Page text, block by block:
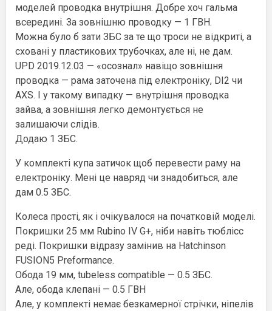
моделей проводка внутрішня. Добре хоч гальма
всередині. За зовнішню проводку — 1 ГВН.
Можна було б зати ЗБС за те що троси не відкриті, а
сховані у пластикових трубочках, але ні, не дам.
UPD 2019.12.03 — «осознал» навіщо зовнішня
проводка — рама заточена під електроніку, DI2 чи
AXS. І у такому випадку — внутрішня проводка
зайва, а зовнішня легко демонтується не
залишаючи слідів.
Додаю 1 ЗБС.
У комплекті купа затичок щоб перевести раму на
електроніку. Мені це навряд чи знадобиться, але
дам 0.5 ЗБС.
Колеса прості, як і очікувалося на початковій моделі.
Покришки 25 мм Rubino IV G+, ніби навіть тюблісс
реді. Покришки відразу замінив на Hatchinson
FUSION5 Preformance.
Обода 19 мм, tubeless compatible — 0.5 ЗБС.
Але, обода клепані — 0.5 ГВН
Але, у комплекті немає безкамерної стрічки, ніпелів